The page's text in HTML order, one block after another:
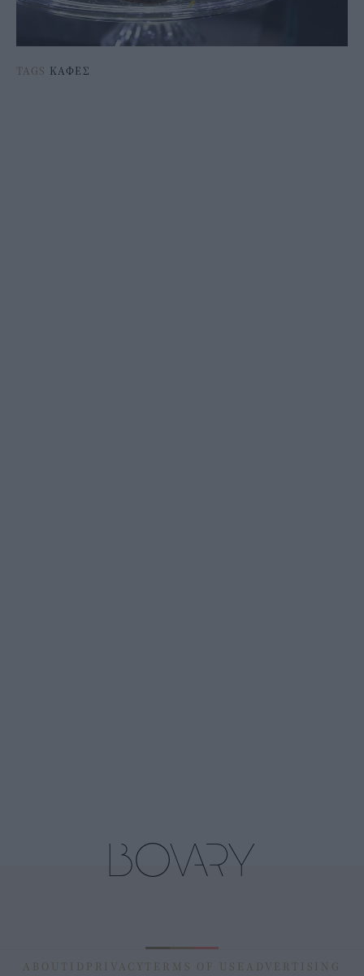
TAGS ΚΑΦΕΣ
ABOUT ID PRIVACY TERMS OF USE ADVERTISING